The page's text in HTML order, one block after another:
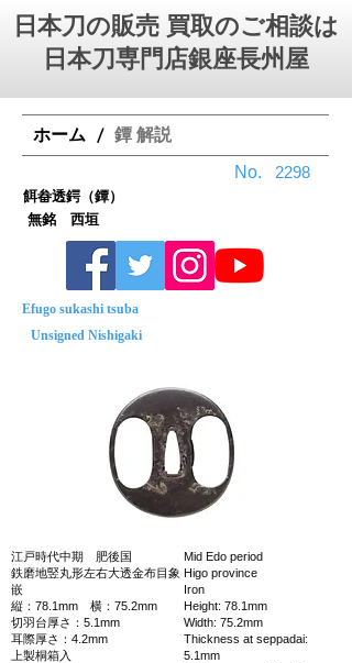
日本刀の販売 買取のご相談は
日本刀専門店銀座⻑州屋
ホーム / 鐔 解説
No.
無銘 西垣
Efugo sukashi tsuba
Unsigned Nishigaki
江戸時代中期 肥後国
鉄磨地竪丸形左右大透金布目象
嵌
縦：78.1mm 横：75.2mm
切羽台厚さ：5.1mm
耳際厚さ：4.2mm
上製桐箱入
Mid Edo period
Higo province
Iron
Height: 78.1mm
Width: 75.2mm
Thickness at seppadai:
5.1mm
餌畚透鍔（鐔）
2298